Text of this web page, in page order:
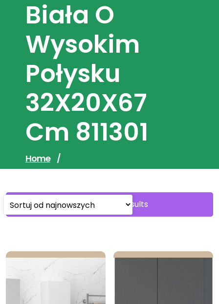
Biała O
Wysokim
Połysku
32X20X67
Cm 811301
Home /
Showing all 6 results
by